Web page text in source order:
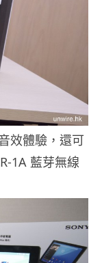
效體驗，還可
1A 藍芽無線